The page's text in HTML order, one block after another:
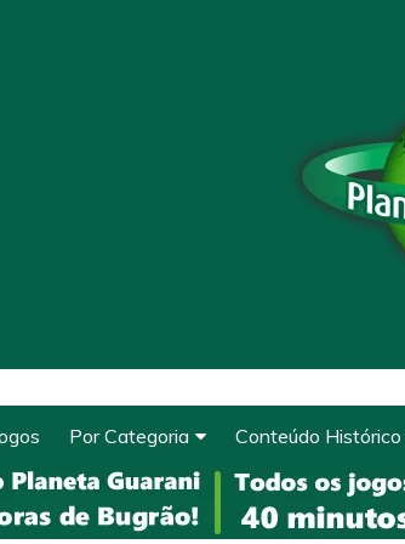
Por Categoria
Notícias
Categorias de Base
Conteúdo Histórico
Conteúdo Histórico
O Guarani